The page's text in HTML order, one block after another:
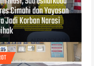
Cimahi dan Yayasan
Jadi Korban Narasi